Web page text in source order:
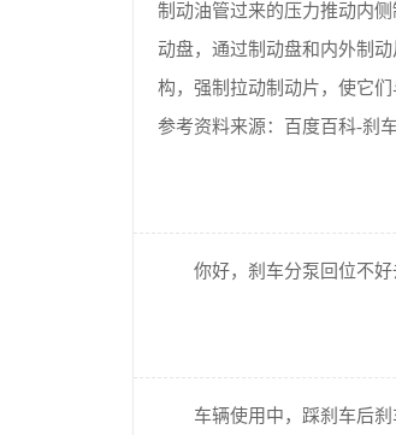
制动油管过来的压力推动内
动盘，通过制动盘和内外制
构，强制拉动制动片，使它
参考资料来源：百度百科-刹
你好，刹车分泵回位不
车辆使用中，踩刹车后